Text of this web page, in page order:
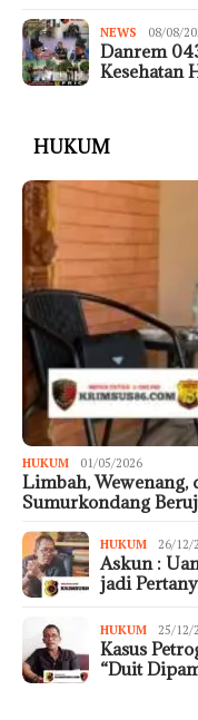
NEWS 08/08/
Danrem
Kesehatan
HUKUM
HUKUM 01/05/2026
Limbah, Wewenang,
Sumurkondang
HUKUM 26/12/
Askun :
jadi
HUKUM 25/12/
Kasus
“Duit